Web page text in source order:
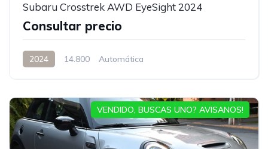
Subaru Crosstrek AWD EyeSight 2024
Consultar precio
2024 14.800 Automática
VENDIDO, BUSCAS UNO? AVISANOS!